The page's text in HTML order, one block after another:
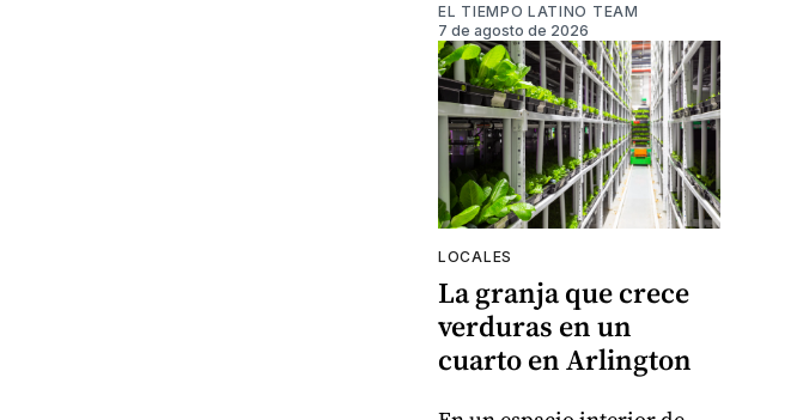
EL TIEMPO LATINO TEAM
7 de agosto de 2026
LOCALES
La granja que crece
verduras en un
cuarto en Arlington